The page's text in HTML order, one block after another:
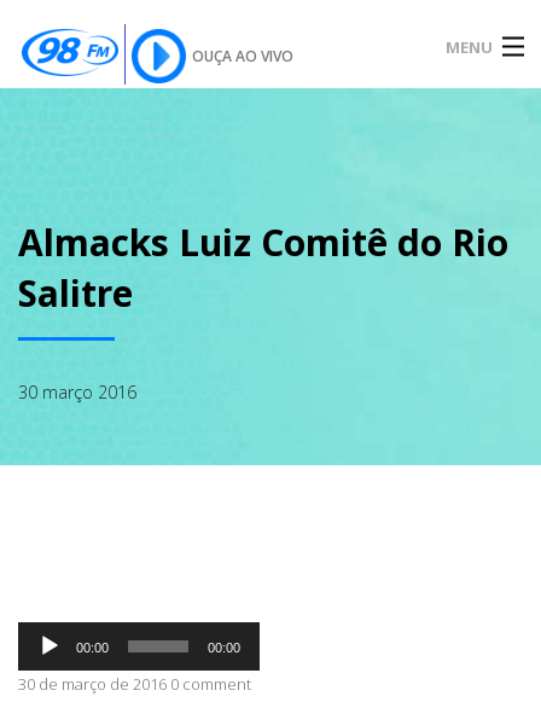
OUÇA AO VIVO MENU
SOBRE
PODCAST
CONTATO
Almacks Luiz Comitê do Rio
Salitre
30 março 2016
Tocador
áudio
00:00 00:00
30 de março de 2016 0 comment